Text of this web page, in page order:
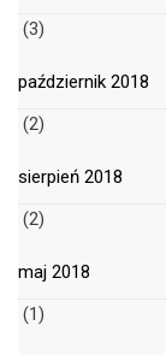
(3)
październik 2018
(2)
sierpień 2018
(2)
maj 2018
(1)